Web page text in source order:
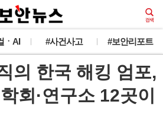
ㆍAI #사건사고 #보안리포트
의 한국 해킹 엄포,
회·연구소 12곳이